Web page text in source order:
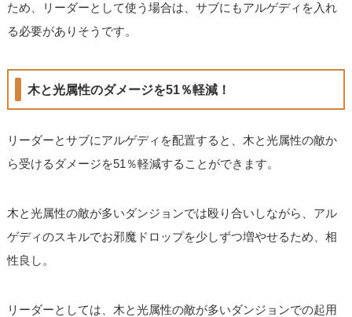
ため、リーダーとして使う場合は、サブにもアルゲディを入れ
る必要がありそうです。
木と光属性のダメージを51％軽減！
リーダーとサブにアルゲディを配置すると、木と光属性の敵か
ら受けるダメージを51％軽減することができます。
木と光属性の敵が多いダンジョンでは殴り合いしながら、アル
ゲディのスキルでお邪魔ドロップを少しずつ増やせるため、相
性良し。
リーダーとしては、木と光属性の敵が多いダンジョンでの起用